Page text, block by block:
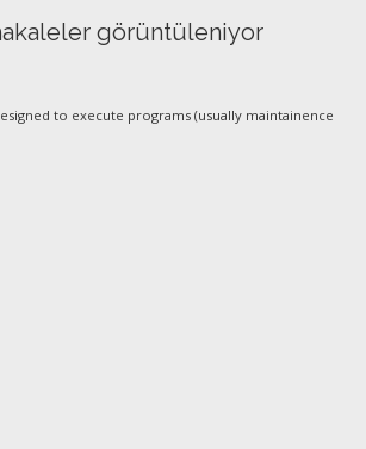
görüntüleniyor
to execute programs (usually maintainence